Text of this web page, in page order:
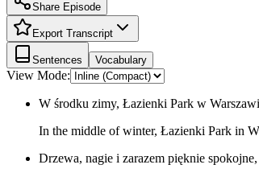
Share Episode
Export Transcript
Sentences Vocabulary
View Mode:
W środku zimy, Łazienki Park w
In the middle of winter, Łazienki Park in
Drzewa, nagie i zarazem pięknie